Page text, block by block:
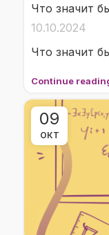
Что значит
10.10.2024
Что значит
Continue
09
ОКТ